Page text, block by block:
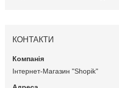
КОНТАКТИ
Інтернет-Магазин "Shopik"